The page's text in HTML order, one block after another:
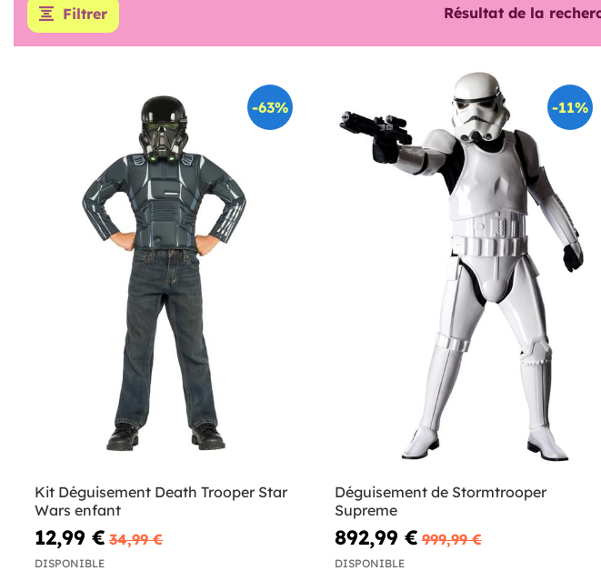
Filtrer Résultat de la
-63%
Kit Déguisement Death Trooper Star
Wars enfant
12,99 € 34,99 €
DISPONIBLE
-11%
Déguisement de Stormtrooper
Supreme
892,99 € 999,99 €
DISPONIBLE